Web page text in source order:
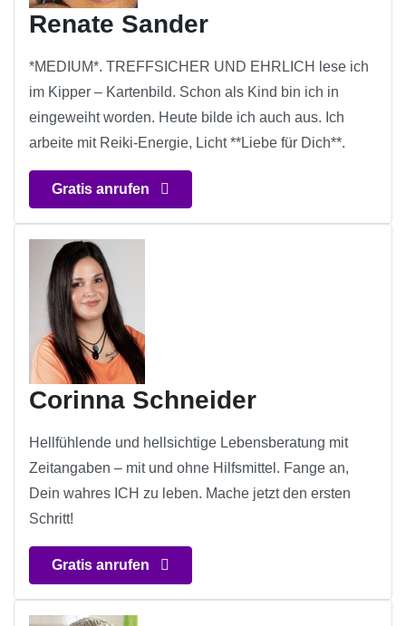
Renate Sander
*MEDIUM*. TREFFSICHER UND EHRLICH lese ich
im Kipper – Kartenbild. Schon als Kind bin ich in
eingeweiht worden. Heute bilde ich auch aus. Ich
arbeite mit Reiki-Energie, Licht **Liebe für Dich**.
Gratis anrufen
Corinna Schneider
Hellfühlende und hellsichtige Lebensberatung mit
Zeitangaben – mit und ohne Hilfsmittel. Fange an,
Dein wahres ICH zu leben. Mache jetzt den ersten
Schritt!
Gratis anrufen